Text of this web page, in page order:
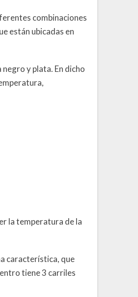
combinaciones
están ubicadas en
y plata. En dicho
la temperatura de la
característica, que
tiene 3 carriles